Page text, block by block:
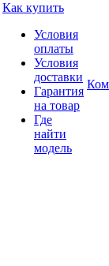
Как купить
Условия
оплаты
Условия
доставки
Гарантия
на товар
Где
найти
модель